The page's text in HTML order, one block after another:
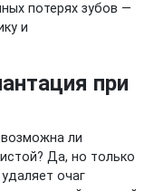
потерях зубов —
и
при
ли
Да, но только
очаг